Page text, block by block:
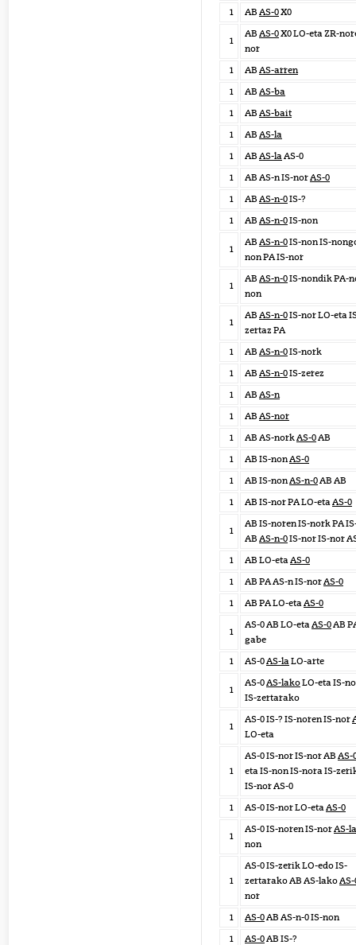
1 AB AS-0X0
1
AB AS-0X0 LO-eta ZR-
nor
1
AB AS-arren
1
AB AS-ba
1
AB AS-bait
1
AB AS-la
1
AB AS-laAS-0
1
AB AS-n IS-norAS-0
1
AB AS-n-0IS-?
1
AB AS-n-0IS-non
1
AB AS-n-0IS-non IS-
non PA IS-nor
1
AB AS-n-0IS-nondik PA-
non
1
AB AS-n-0IS-nor LO-eta
zertaz PA
1
AB AS-n-0IS-nork
1
AB AS-n-0IS-zerez
1
AB AS-n
1
AB AS-nor
1
AB AS-norkAS-0AB
1
AB IS-nonAS-0
1
AB IS-nonAS-n-0AB AB
1
AB IS-nor PA LO-etaAS-0
1
AB IS-noren IS-nork PA
AB AS-n-0IS-nor IS-nor
1
AB LO-etaAS-0
1
AB PA AS-n IS-norAS-0
1
AB PA LO-etaAS-0
1
AS-0 AB LO-etaAS-0AB
gabe
1
AS-0AS-laLO-arte
1
AS-0AS-lakoLO-eta IS-
IS-zertarako
1
AS-0 IS-? IS-noren IS-nor
LO-eta
1
AS-0 IS-nor IS-nor AB AS-
eta IS-non IS-nora IS-
IS-nor AS-0
1
AS-0 IS-nor LO-etaAS-0
1
AS-0 IS-noren IS-norAS-la
non
1
AS-0 IS-zerik LO-edo IS-
zertarako AB AS-lakoAS-
nor
1
AS-0AB AS-n-0 IS-non
1
AS-0AB IS-?